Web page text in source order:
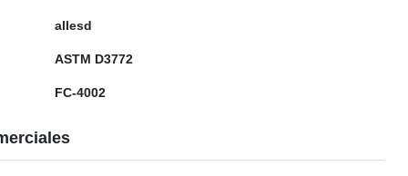
allesd
ASTM D3772
FC-4002